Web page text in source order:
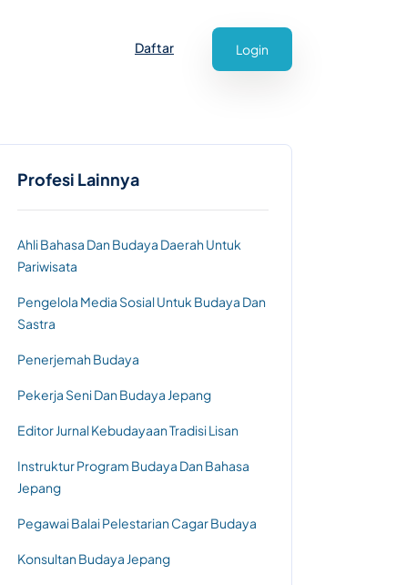
Daftar Login
Profesi Lainnya
Ahli Bahasa Dan Budaya Daerah Untuk
Pariwisata
Pengelola Media Sosial Untuk Budaya Dan
Sastra
Penerjemah Budaya
Pekerja Seni Dan Budaya Jepang
Editor Jurnal Kebudayaan Tradisi Lisan
Instruktur Program Budaya Dan Bahasa
Jepang
Pegawai Balai Pelestarian Cagar Budaya
Konsultan Budaya Jepang